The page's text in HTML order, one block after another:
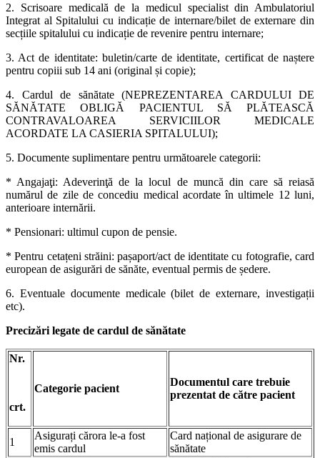
2. Scrisoare medicală de la medicul specialist din Ambulatoriul
Integrat al Spitalului cu indicație de internare/bilet de externare din
secțiile spitalului cu indicație de revenire pentru internare;
3. Act de identitate: buletin/carte de identitate, certificat de naștere
pentru copiii sub 14 ani (original și copie);
4. Cardul de sănătate (NEPREZENTAREA CARDULUI DE
SĂNĂTATE OBLIGĂ PACIENTUL SĂ PLĂTEASCĂ
CONTRAVALOAREA SERVICIILOR MEDICALE
ACORDATE LA CASIERIA SPITALULUI);
5. Documente suplimentare pentru următoarele categorii:
* Angajaţi: Adeverinţă de la locul de muncă din care să reiasă
numărul de zile de concediu medical acordate în ultimele 12 luni,
anterioare internării.
* Pensionari: ultimul cupon de pensie.
* Pentru cetațeni străini: pașaport/act de identitate cu fotografie, card
european de asigurări de sănăte, eventual permis de ședere.
6. Eventuale documente medicale (bilet de externare, investigații
etc).
Precizări legate de cardul de sănătate
Nr.
crt.
Categorie pacient
Documentul care trebuie
prezentat de către pacient
1
Asigurați cărora le-a fost
emis cardul
Card național de asigurare de
sănătate